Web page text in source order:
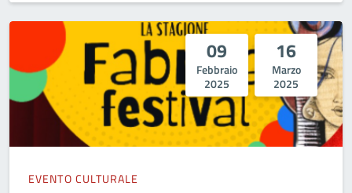
09
Febbraio
2025
16
Marzo
2025
EVENTO CULTURALE